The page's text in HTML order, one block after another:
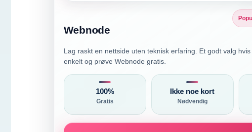
Webnode
Lag raskt en nettside uten teknisk erfaring. Et godt valg
enkelt og prøve Webnode gratis.
100%
Gratis
Ikke noe kort
Nødvendig